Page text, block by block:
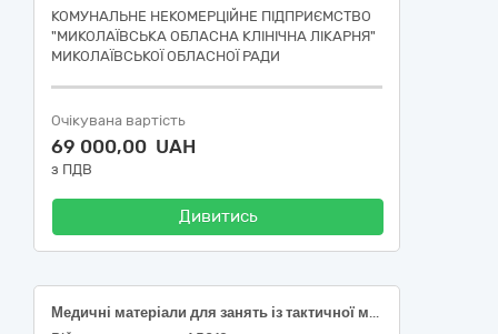
КОМУНАЛЬНЕ НЕКОМЕРЦІЙНЕ ПІДПРИЄМСТВО
"МИКОЛАЇВСЬКА ОБЛАСНА КЛІНІЧНА ЛІКАРНЯ"
МИКОЛАЇВСЬКОЇ ОБЛАСНОЇ РАДИ
Очікувана вартість
69 000,00 UAH
з ПДВ
Дивитись
Медичні матеріали для занять із тактичної медицини (згідно коду ДК 021:2015: 33140000-3 — Медичні матеріали)